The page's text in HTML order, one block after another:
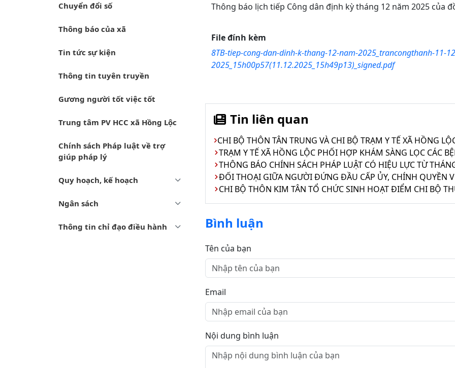
Chuyển đổi số
Thông báo của xã
Tin tức sự kiện
Thông tin tuyên truyền
Gương người tốt việc tốt
Trung tâm PV HCC xã Hồng Lộc
Chính sách Pháp luật về trợ
giúp pháp lý
Quy hoạch, kế hoạch
Ngân sách
Thông tin chỉ đạo điều hành
Thông báo lịch tiếp Công dân định kỳ tháng 12 năm 2025 của
File đính kèm
8TB-tiep-cong-dan-dinh-k-thang-12-nam-2025_trancongthanh-11-
2025_15h00p57(11.12.2025_15h49p13)_signed.pdf
Tin liên quan
TRẠM Y TẾ XÃ HỒNG LỘC PHỐI HỢP KHÁM SÀNG LỌC CÁC
THÔNG BÁO CHÍNH SÁCH PHÁP LUẬT CÓ HIỆU LỰC TỪ
ĐỐI THOẠI GIỮA NGƯỜI ĐỨNG ĐẦU CẤP ỦY, CHÍNH QUYỀN
CHI BỘ THÔN KIM TÂN TỔ CHỨC SINH HOẠT ĐIỂM CHI BỘ
Bình luận
Tên của bạn
Email
Nội dung bình luận